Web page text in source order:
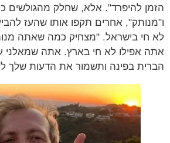
להיפרד". אלא, שחלק מהגולשים כינו
אחרים תקפו אותו שהעז להביע
חי בישראל. "מצחיק כמה שאתה
אפילו לא חי בארץ. אתה שמאלני
בפינה ותשמור את הדעות שלך